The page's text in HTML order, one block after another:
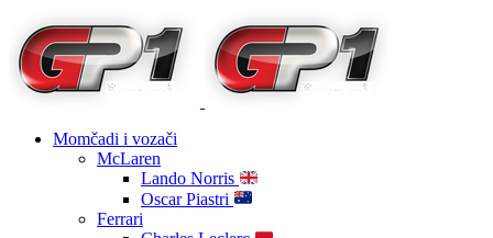
Momčadi i vozači
McLaren
Lando Norris
Oscar Piastri
Ferrari